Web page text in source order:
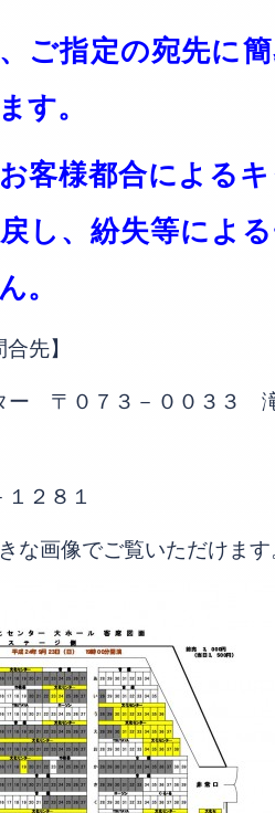
ご指定の宛先に
す。
客様都合による
戻し、紛失等によ
。
先】
ー 〒０７３－００３３
２８１
な画像でご覧いただけます